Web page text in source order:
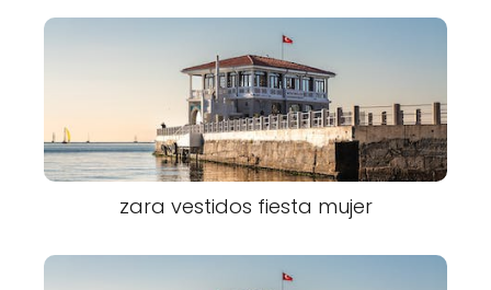
zara vestidos fiesta mujer